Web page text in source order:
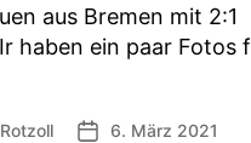
aus Bremen mit 2:1
haben ein paar Fotos
6. März 2021